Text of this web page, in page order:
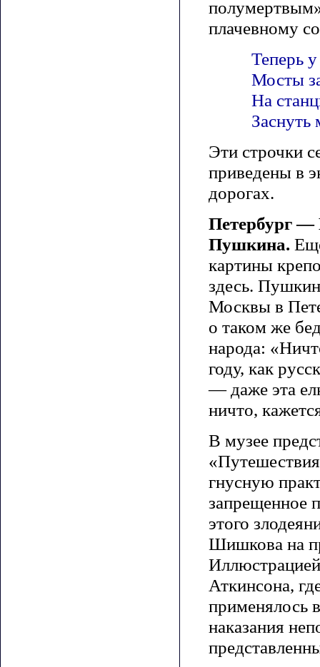
плачевному
Теперь
Мосты
На
Эти строчки
приведены в
дорогах.
Петербург —
Пушкина.
картины
здесь.
Москвы в
о таком же
народа:
году, как
— даже эта
ничто,
В музее
гнусную
запрещенное
этого
Шишкова на
Аткинсона,
применялось
наказания